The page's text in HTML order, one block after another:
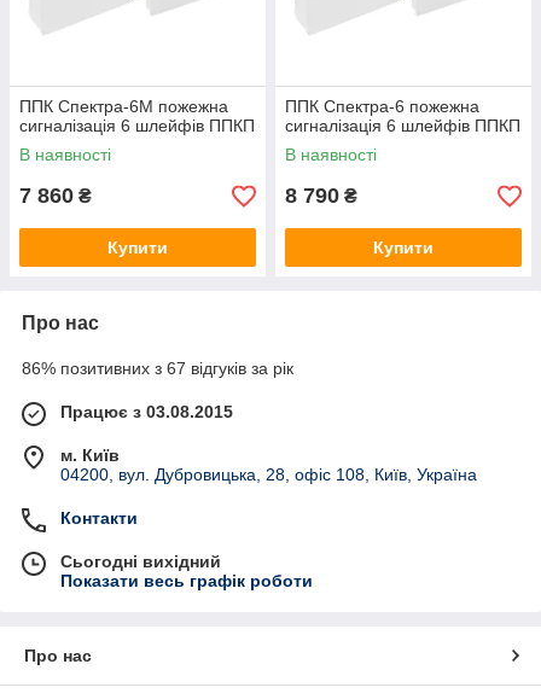
ППК Спектра-6М пожежна
сигналізація 6 шлейфів ППКП
В наявності
7 860 ₴
Купити
ППК Спектра-6 пожежна
сигналізація 6 шлейфів ППКП
В наявності
8 790 ₴
Купити
Про нас
86% позитивних з 67 відгуків за рік
Працює з 03.08.2015
м. Київ
04200, вул. Дубровицька, 28, офіс 108, Київ, Україна
Контакти
Сьогодні вихідний
Показати весь графік роботи
Про нас